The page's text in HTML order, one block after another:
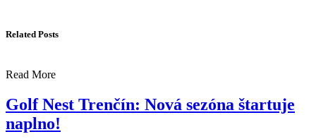
Related Posts
Read More
Golf Nest Trenčín: Nová sezóna štartuje
naplno!